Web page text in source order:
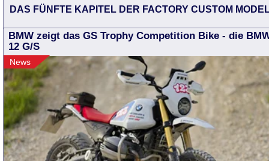
DAS FÜNFTE KAPITEL DER FACTORY CUSTOM
BMW zeigt das GS Trophy Competition Bike - die
12 G/S
News